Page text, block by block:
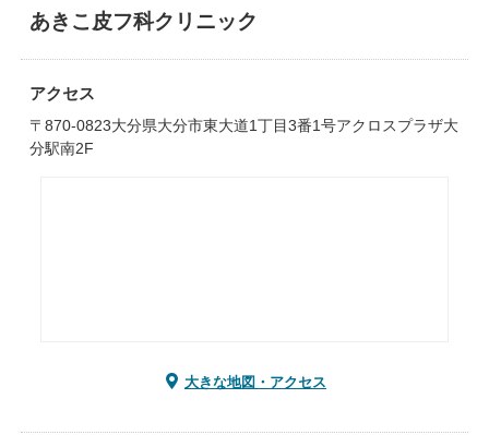
あきこ皮フ科クリニック
アクセス
〒870-0823大分県大分市東大道1丁目3番1号アクロスプラザ大
分駅南2F
大きな地図・アクセス